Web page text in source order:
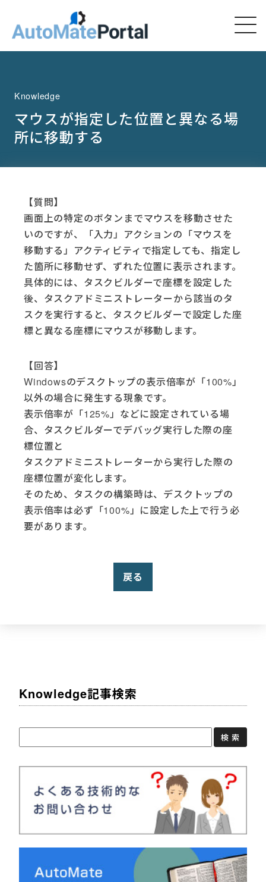
Knowledge
マウスが指定した位置と異なる場
所に移動する
【質問】
画面上の特定のボタンまでマウスを移動させた
いのですが、「入力」アクションの「マウスを
移動する」アクティビティで指定しても、指定し
た箇所に移動せず、ずれた位置に表示されます。
具体的には、タスクビルダーで座標を設定した
後、タスクアドミニストレーターから該当のタ
スクを実行すると、タスクビルダーで設定した座
標と異なる座標にマウスが移動します。
【回答】
Windowsのデスクトップの表示倍率が「100%」
以外の場合に発生する現象です。
表示倍率が「125%」などに設定されている場
合、タスクビルダーでデバッグ実行した際の座
標位置と
タスクアドミニストレーターから実行した際の
座標位置が変化します。
そのため、タスクの構築時は、デスクトップの
表示倍率は必ず「100%」に設定した上で行う必
要があります。
戻る
Knowledge記事検索